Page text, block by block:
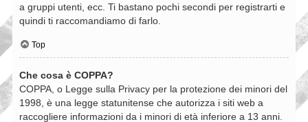
a gruppi utenti, ecc. Ti bastano pochi secondi per registrarti e
quindi ti raccomandiamo di farlo.
Top
Che cosa è COPPA?
COPPA, o Legge sulla Privacy per la protezione dei minori del
1998, è una legge statunitense che autorizza i siti web a
raccogliere informazioni da i minori di età inferiore a 13 anni.